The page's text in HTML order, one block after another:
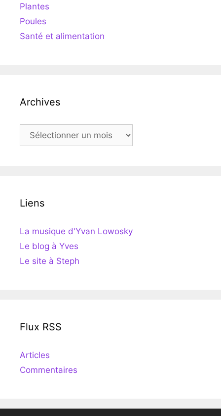
Plantes
Poules
Santé et alimentation
Archives
Archives
Liens
La musique d'Yvan Lowosky
Le blog à Yves
Le site à Steph
Flux RSS
Articles
Commentaires